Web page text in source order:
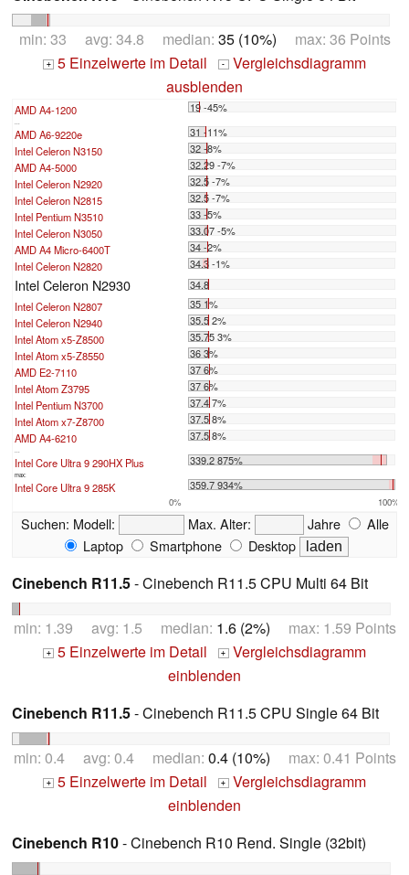
min: 33 avg: 34.8 median: 35 (10%) max: 36 Points
+ 5 Einzelwerte im Detail - Vergleichsdiagramm
ausblenden
AMD A4-1200 19 -45%
...
AMD A6-9220e
31 -11%
Intel Celeron N3150
32 -8%
AMD A4-5000
32.29 -7%
Intel Celeron N2920
32.5 -7%
Intel Celeron N2815
32.5 -7%
Intel Pentium N3510
33 -5%
Intel Celeron N3050
33.07 -5%
AMD A4 Micro-6400T
34 -2%
Intel Celeron N2820
34.3 -1%
Intel Celeron N2930
34.8
Intel Celeron N2807
35 1%
Intel Celeron N2940
35.5 2%
Intel Atom x5-Z8500
35.75 3%
Intel Atom x5-Z8550
36 3%
AMD E2-7110
37 6%
Intel Atom Z3795
37 6%
Intel Pentium N3700
37.4 7%
Intel Atom x7-Z8700
37.5 8%
AMD A4-6210
37.5 8%
...
Intel Core Ultra 9 290HX Plus 339.2 875%
max:
Intel Core Ultra 9 285K 359.7 934%
0% 100%
Suchen: Modell: Max. Alter: Jahre
Alle
Laptop
Smartphone Desktop
Cinebench R11.5- Cinebench R11.5 CPU Multi 64 Bit
min: 1.39 avg: 1.5 median: 1.6 (2%) max: 1.59 Points
+ 5 Einzelwerte im Detail + Vergleichsdiagramm
einblenden
Cinebench R11.5- Cinebench R11.5 CPU Single 64 Bit
min: 0.4 avg: 0.4 median: 0.4 (10%) max: 0.41 Points
+ 5 Einzelwerte im Detail + Vergleichsdiagramm
einblenden
Cinebench R10- Cinebench R10 Rend. Single (32bit)